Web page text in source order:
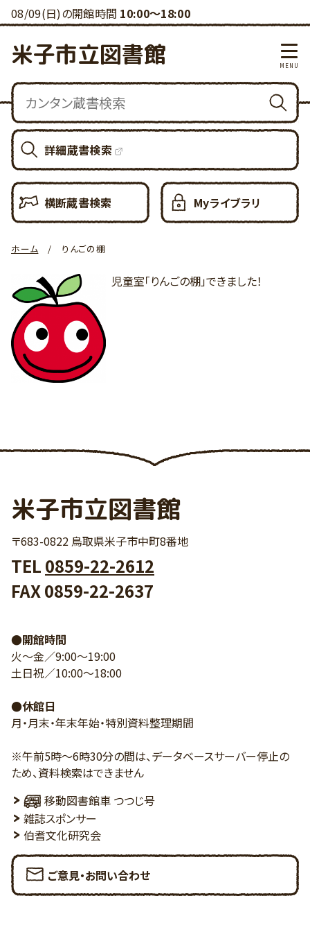
08/09(日)の開館時間 10:00～18:00
米子市立図書館
詳細蔵書検索
横断蔵書検索 Myライブラリ
ホーム りんごの棚
児童室「りんごの棚」できました！
米子市立図書館
〒683-0822 鳥取県米子市中町8番地
TEL 0859-22-2612
FAX 0859-22-2637
●開館時間
火～金／9:00～19:00
土日祝／10:00～18:00
●休館日
月・月末・年末年始・特別資料整理期間
※午前5時～6時30分の間は、データベースサーバー停止の
ため、資料検索はできません
移動図書館車 つつじ号
雑誌スポンサー
伯耆文化研究会
ご意見・お問い合わせ